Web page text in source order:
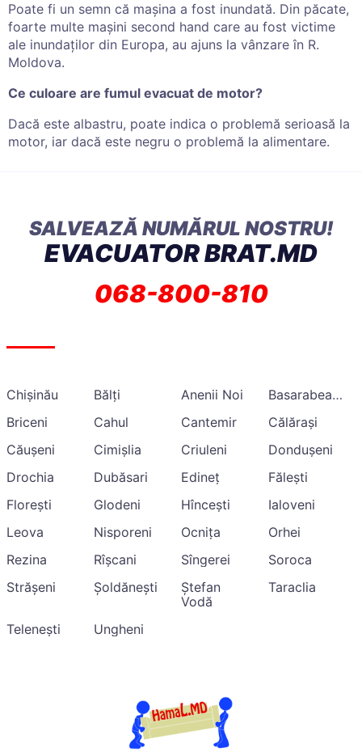
Poate fi un semn că mașina a fost inundată. Din păcate,
foarte multe mașini second hand care au fost victime
ale inundaților din Europa, au ajuns la vânzare în R.
Moldova.
Ce culoare are fumul evacuat de motor?
Dacă este albastru, poate indica o problemă serioasă la
motor, iar dacă este negru o problemă la alimentare.
SALVEAZĂ NUMĂRUL NOSTRU!
EVACUATOR BRAT.MD
068-800-810
Chișinău Bălți Anenii Noi
Basarabeasca
Briceni
Cahul Cantemir
Călărași
Căușeni
Cimișlia Criuleni
Dondușeni
Drochia
Dubăsari Edineț
Fălești
Florești
Glodeni Hîncești
Ialoveni
Leova
Nisporeni Ocnița
Orhei
Rezina
Rîșcani Sîngerei
Soroca
Strășeni
Șoldănești
Ștefan
Vodă
Taraclia
Telenești Ungheni